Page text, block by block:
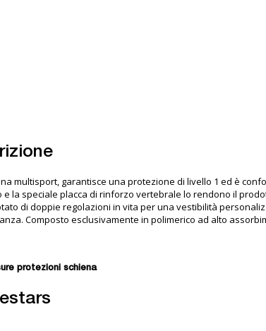
multisport, garantisce una protezione di livello 1 ed è
e la speciale placca di rinforzo vertebrale lo rendono il
di doppie regolazioni in vita per una vestibilità
Composto esclusivamente in polimerico ad alto
protezioni schiena